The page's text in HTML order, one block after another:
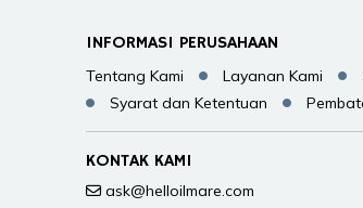
INFORMASI PERUSAHAAN
Tentang Kami Layanan Kami
Syarat dan Ketentuan
KONTAK KAMI
ask@helloilmare.com